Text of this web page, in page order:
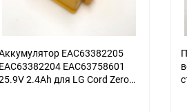
EAC63382205
EAC63382204 EAC63758601
2.4Ah для LG Cord Zero